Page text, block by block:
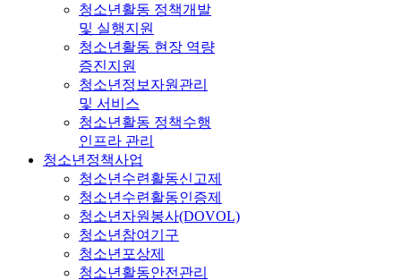
청소년활동 정책개발
및 실행지원
청소년활동 현장 역량
증진지원
청소년정보자원관리
및 서비스
청소년활동 정책수행
인프라 관리
청소년정책사업
청소년수련활동신고제
청소년수련활동인증제
청소년자원봉사(DOVOL)
청소년참여기구
청소년포상제
청소년활동안전관리